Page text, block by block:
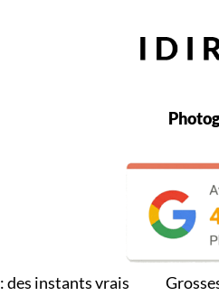
des instants vrais